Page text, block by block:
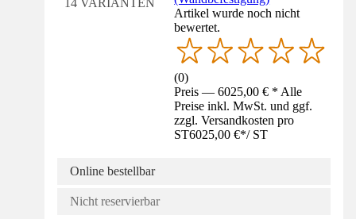
Artikel wurde noch nicht
bewertet.
(0)
Preis — 6025,00 € * Alle
Preise inkl. MwSt. und ggf.
zzgl. Versandkosten pro
ST6025,00 €*/ ST
Online bestellbar
Nicht reservierbar